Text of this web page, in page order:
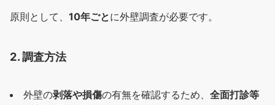
原則として、 10年ごとに外壁調査が必要です。
2. 調査方法
外壁の剥落や損傷の有無を確認するため、 全面打診等